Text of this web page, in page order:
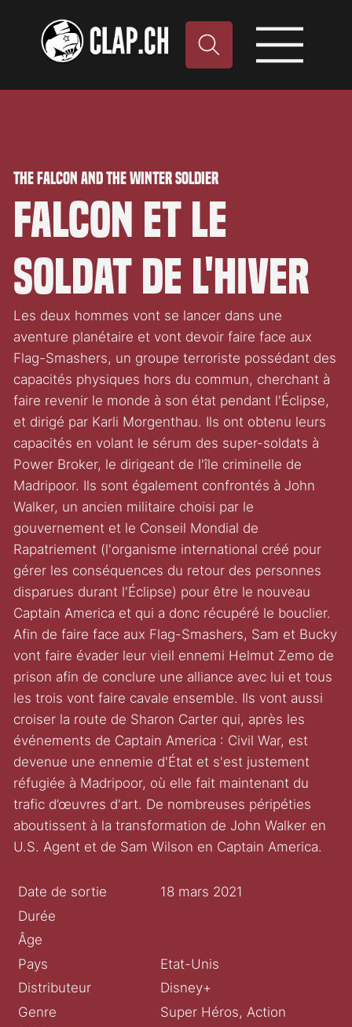
The Falcon and the Winter Soldier
Falcon et le
Soldat de l'hiver
Les deux hommes vont se lancer dans une
aventure planétaire et vont devoir faire face aux
Flag-Smashers, un groupe terroriste possédant des
capacités physiques hors du commun, cherchant à
faire revenir le monde à son état pendant l'Éclipse,
et dirigé par Karli Morgenthau. Ils ont obtenu leurs
capacités en volant le sérum des super-soldats à
Power Broker, le dirigeant de l'île criminelle de
Madripoor. Ils sont également confrontés à John
Walker, un ancien militaire choisi par le
gouvernement et le Conseil Mondial de
Rapatriement (l'organisme international créé pour
gérer les conséquences du retour des personnes
disparues durant l'Éclipse) pour être le nouveau
Captain America et qui a donc récupéré le bouclier.
Afin de faire face aux Flag-Smashers, Sam et Bucky
vont faire évader leur vieil ennemi Helmut Zemo de
prison afin de conclure une alliance avec lui et tous
les trois vont faire cavale ensemble. Ils vont aussi
croiser la route de Sharon Carter qui, après les
événements de Captain America : Civil War, est
devenue une ennemie d'État et s'est justement
réfugiée à Madripoor, où elle fait maintenant du
trafic d’œuvres d'art. De nombreuses péripéties
aboutissent à la transformation de John Walker en
U.S. Agent et de Sam Wilson en Captain America.
Date de sortie
18 mars 2021
Durée
Âge
Pays
Etat-Unis
Distributeur
Disney+
Genre
Super Héros, Action